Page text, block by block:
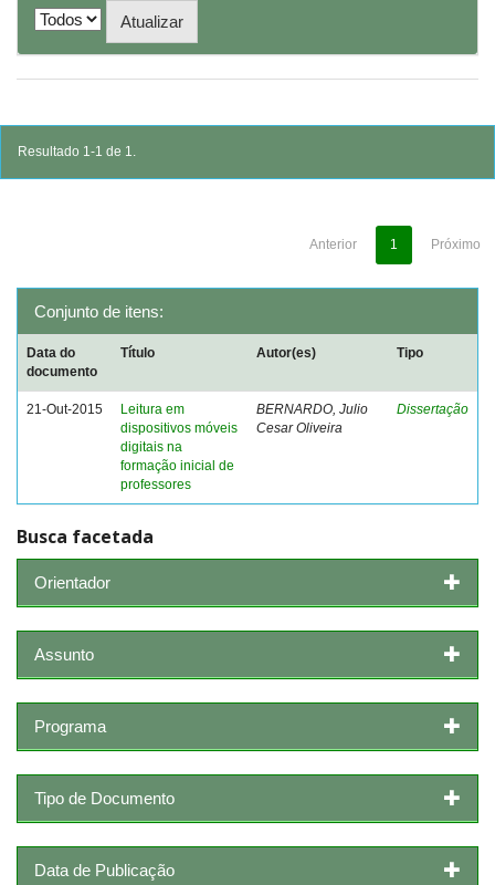
Resultado 1-1 de 1.
Anterior 1 Próximo
Conjunto de itens:
Data do
documento
Título Autor(es) Tipo
21-Out-2015
Leitura em
dispositivos móveis
digitais na
formação inicial de
professores
BERNARDO, Julio
Cesar Oliveira
Dissertação
Busca facetada
Orientador
Assunto
Programa
Tipo de Documento
Data de Publicação